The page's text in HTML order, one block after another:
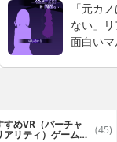
「元カ
ない」
面白い
すめVR（バーチャ
アリティ）ゲームア (45)